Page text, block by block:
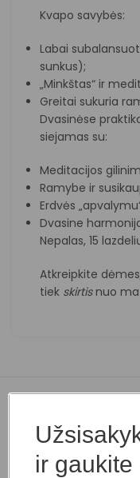
Kvapo savybės:
Labai
sunkus);
„Minkštas“ ir
Greitai sukuria
Dvasinėse
siejamas su:
Meditacijos
Ramybe ir
Erdvės
Dvasine
Nepalas, 15
Atkreipkite
tiek skirtisnuo
ir